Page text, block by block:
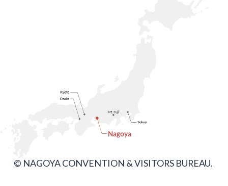
© NAGOYA CONVENTION & VISITORS BUREAU.